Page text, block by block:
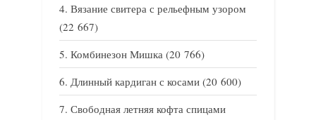
Вязание свитера с рельефным узором
(22 667)
Комбинезон Мишка (20 766)
Длинный кардиган с косами (20 600)
Свободная летняя кофта спицами